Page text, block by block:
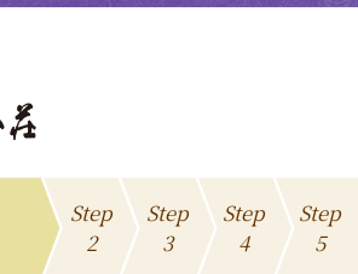
Step
2
Step
3
Step
4
Step
5